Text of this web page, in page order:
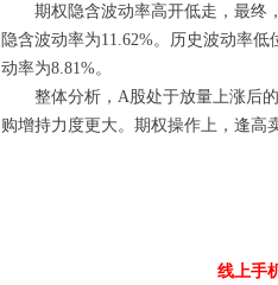
期权隐含波动率高开低走，最终
隐含波动率为11.62%。历史波动率
动率为8.81%。
整体分析，A股处于放量上涨后
购增持力度更大。期权操作上，逢高
线上手